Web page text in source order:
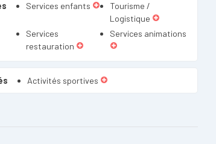
Services enfants
Tourisme /
Logistique
Services
restauration
Services animations
Activités sportives